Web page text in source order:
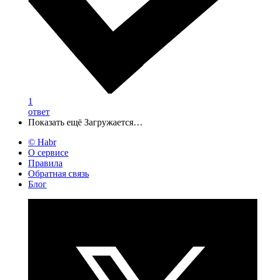
1
ответ
Показать ещё Загружается…
© Habr
О сервисе
Правила
Обратная связь
Блог